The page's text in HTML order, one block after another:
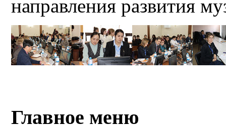
направления развития
Главное меню